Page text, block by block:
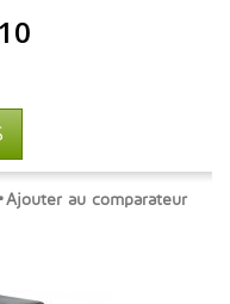
Ajouter au comparateur